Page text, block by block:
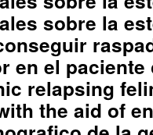
sobre la
en el
relapsing
the aid of